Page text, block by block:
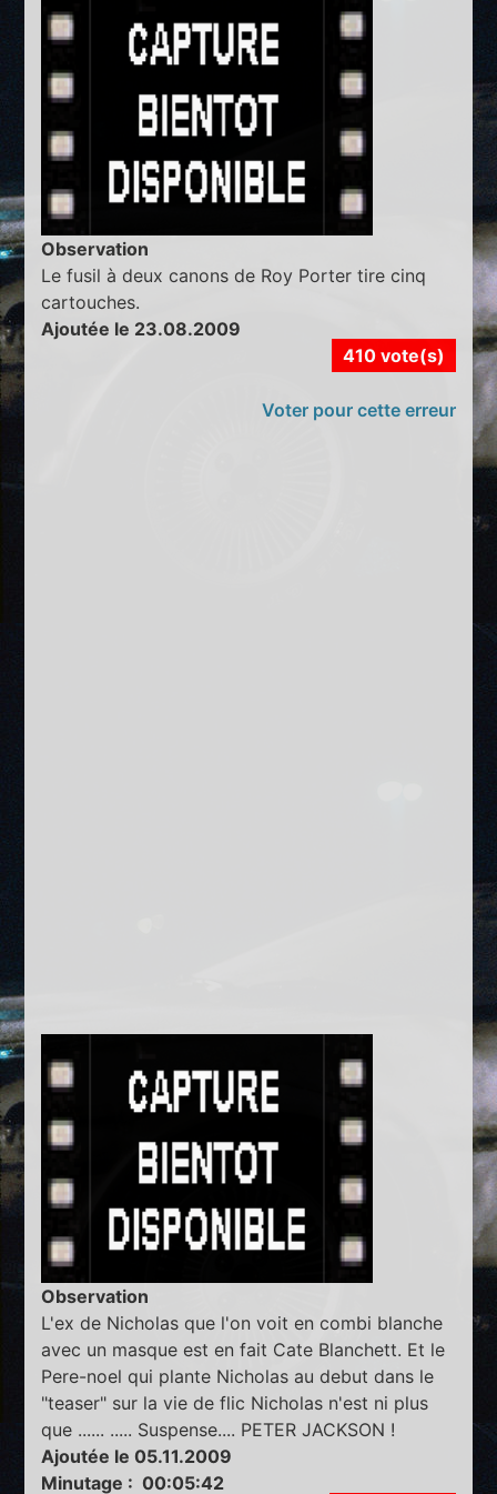
Observation
Le fusil à deux canons de Roy Porter tire cinq
cartouches.
Ajoutée le 23.08.2009
410 vote(s)
Voter pour cette erreur
Observation
L'ex de Nicholas que l'on voit en combi blanche
avec un masque est en fait Cate Blanchett. Et le
Pere-noel qui plante Nicholas au debut dans le
"teaser" sur la vie de flic Nicholas n'est ni plus
que ...... ..... Suspense.... PETER JACKSON !
Ajoutée le 05.11.2009
Minutage : 00:05:42